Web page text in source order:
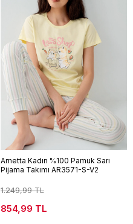
Arnetta Kadın %100 Pamuk Sarı
Pijama Takımı AR3571-S-V2
1.249,99 TL
854,99 TL